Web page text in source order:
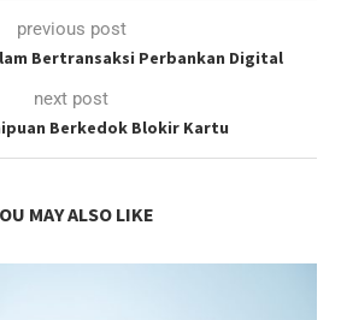
previous post
Bertransaksi Perbankan Digital
next post
Berkedok Blokir Kartu
MAY ALSO LIKE